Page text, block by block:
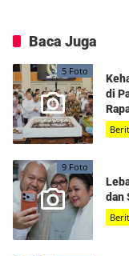
Baca Juga
5 Foto
di
9 Foto
dan